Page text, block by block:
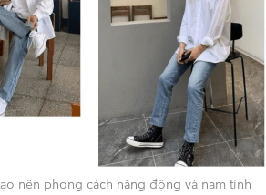
nên phong cách năng động và nam tính